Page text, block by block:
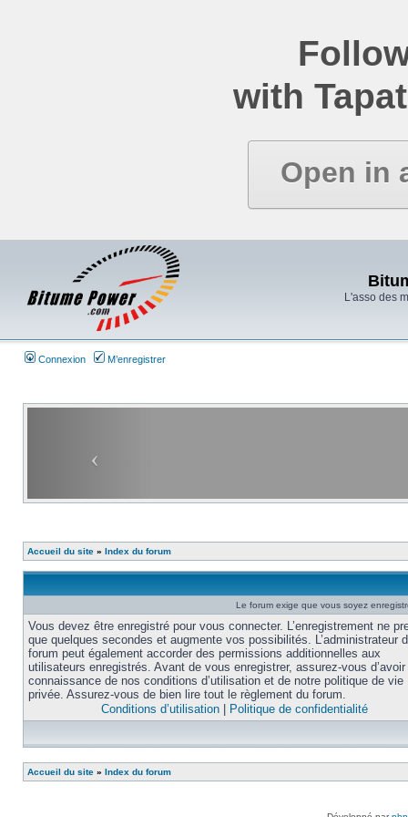
with
Open in
L'asso des
Connexion M’enregistrer
Accueil du site » Index du forum
Le forum exige que vous soyez
Vous devez être enregistré pour vous connecter. L’enregistrement ne
que quelques secondes et augmente vos possibilités. L’administrateur
forum peut également accorder des permissions additionnelles aux
utilisateurs enregistrés. Avant de vous enregistrer, assurez-vous
connaissance de nos conditions d’utilisation et de notre politique de vie
privée. Assurez-vous de bien lire tout le règlement du forum.
Conditions d’utilisation
Politique de confidentialité
Accueil du site » Index du forum